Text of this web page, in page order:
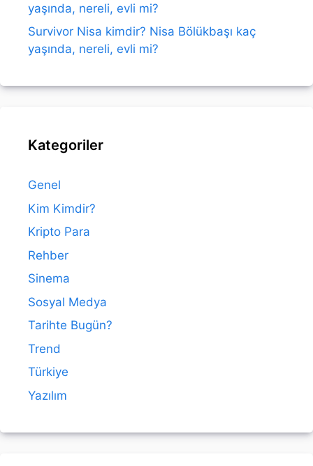
yaşında, nereli, evli mi?
Survivor Nisa kimdir? Nisa Bölükbaşı kaç
yaşında, nereli, evli mi?
Kategoriler
Genel
Kim Kimdir?
Kripto Para
Rehber
Sinema
Sosyal Medya
Tarihte Bugün?
Trend
Türkiye
Yazılım